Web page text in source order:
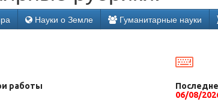
Науки о Земле Гуманитарные науки
работы
06/08/